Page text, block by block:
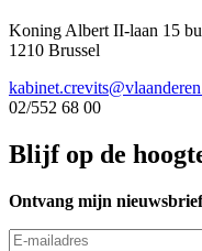
Koning Albert II-laan 15
1210 Brussel
02/552 68 00
Blijf op de
Ontvang mijn